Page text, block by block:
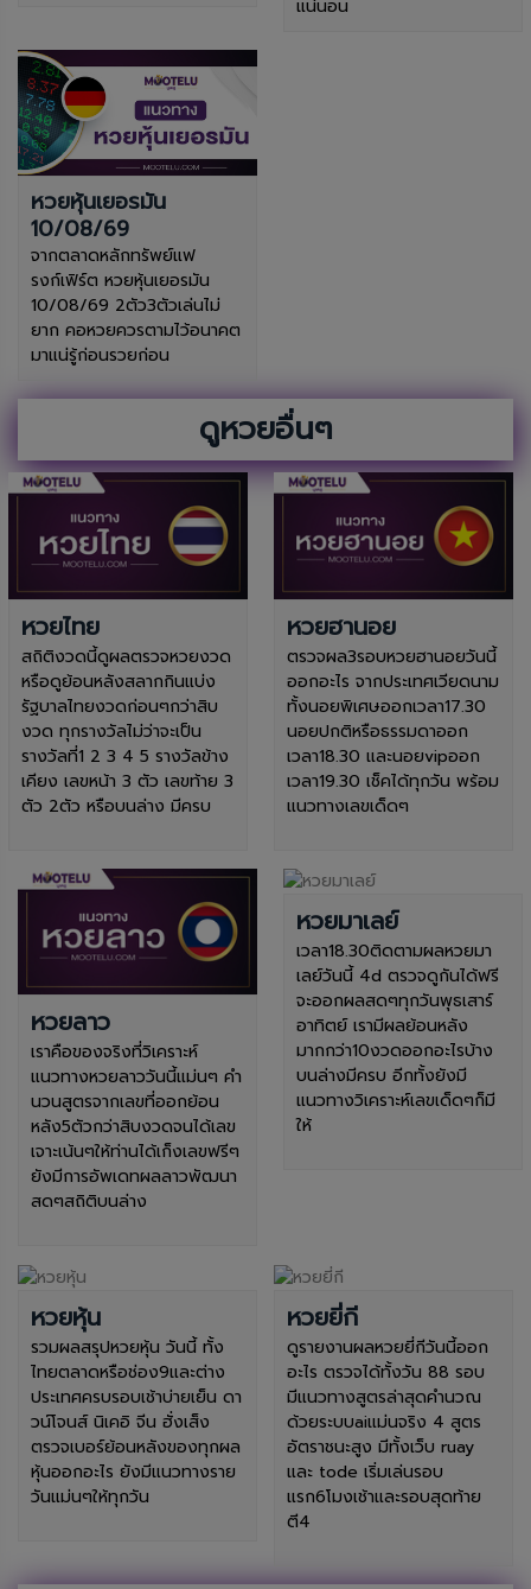
แน่นอน
หวยหุ้นเยอรมัน
10/08/69
จากตลาดหลักทรัพย์แฟ
รงก์เฟิร์ต หวยหุ้นเยอรมัน
10/08/69 2ตัว3ตัวเล่นไม่
ยาก คอหวยควรตามไว้อนาคต
มาแน่รู้ก่อนรวยก่อน
ดูหวยอื่นๆ
หวยไทย
สถิติงวดนี้ดูผลตรวจหวยงวด
หรือดูย้อนหลังสลากกินแบ่ง
รัฐบาลไทยงวดก่อนๆกว่าสิบ
งวด ทุกรางวัลไม่ว่าจะเป็น
รางวัลที่1 2 3 4 5 รางวัลข้าง
เคียง เลขหน้า 3 ตัว เลขท้าย 3
ตัว 2ตัว หรือบนล่าง มีครบ
หวยฮานอย
ตรวจผล3รอบหวยฮานอยวันนี้
ออกอะไร จากประเทศเวียดนาม
ทั้งนอยพิเศษออกเวลา17.30
นอยปกติหรือธรรมดาออก
เวลา18.30 และนอยvipออก
เวลา19.30 เช็คได้ทุกวัน พร้อม
แนวทางเลขเด็ดๆ
หวยลาว
เราคือของจริงที่วิเคราะห์
แนวทางหวยลาววันนี้แม่นๆ คำ
นวนสูตรจากเลขที่ออกย้อน
หลัง5ตัวกว่าสิบงวดจนได้เลข
เจาะเน้นๆให้ท่านได้เก็งเลขฟรีๆ
ยังมีการอัพเดทผลลาวพัฒนา
สดๆสถิติบนล่าง
หวยมาเลย์
เวลา18.30ติดตามผลหวยมา
เลย์วันนี้ 4d ตรวจดูกันได้ฟรี
จะออกผลสดๆทุกวันพุธเสาร์
อาทิตย์ เรามีผลย้อนหลัง
มากกว่า10งวดออกอะไรบ้าง
บนล่างมีครบ อีกทั้งยังมี
แนวทางวิเคราะห์เลขเด็ดๆก็มี
ให้
หวยหุ้น
รวมผลสรุปหวยหุ้น วันนี้ ทั้ง
ไทยตลาดหรือช่อง9และต่าง
ประเทศครบรอบเช้าบ่ายเย็น ดา
วน์โจนส์ นิเคอิ จีน ฮั่งเส็ง
ตรวจเบอร์ย้อนหลังของทุกผล
หุ้นออกอะไร ยังมีแนวทางราย
วันแม่นๆให้ทุกวัน
หวยยี่กี
ดูรายงานผลหวยยี่กีวันนี้ออก
อะไร ตรวจได้ทั้งวัน 88 รอบ
มีแนวทางสูตรล่าสุดคำนวณ
ด้วยระบบaiแม่นจริง 4 สูตร
อัตราชนะสูง มีทั้งเว็บ ruay
และ tode เริ่มเล่นรอบ
แรก6โมงเช้าและรอบสุดท้าย
ตี4